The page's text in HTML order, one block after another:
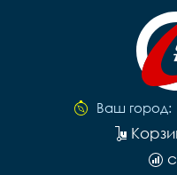
Ваш город: